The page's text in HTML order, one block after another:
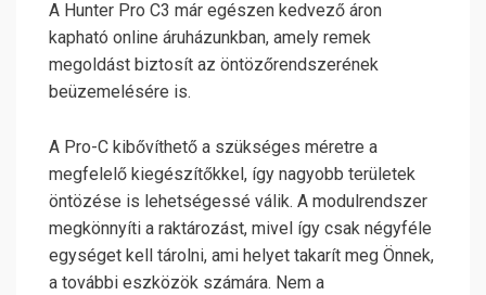
A Hunter Pro C3 már egészen kedvező áron
kapható online áruházunkban, amely remek
megoldást biztosít az öntözőrendszerének
beüzemelésére is.
A Pro-C kibővíthető a szükséges méretre a
megfelelő kiegészítőkkel, így nagyobb területek
öntözése is lehetségessé válik. A modulrendszer
megkönnyíti a raktározást, mivel így csak négyféle
egységet kell tárolni, ami helyet takarít meg Önnek,
a további eszközök számára. Nem a